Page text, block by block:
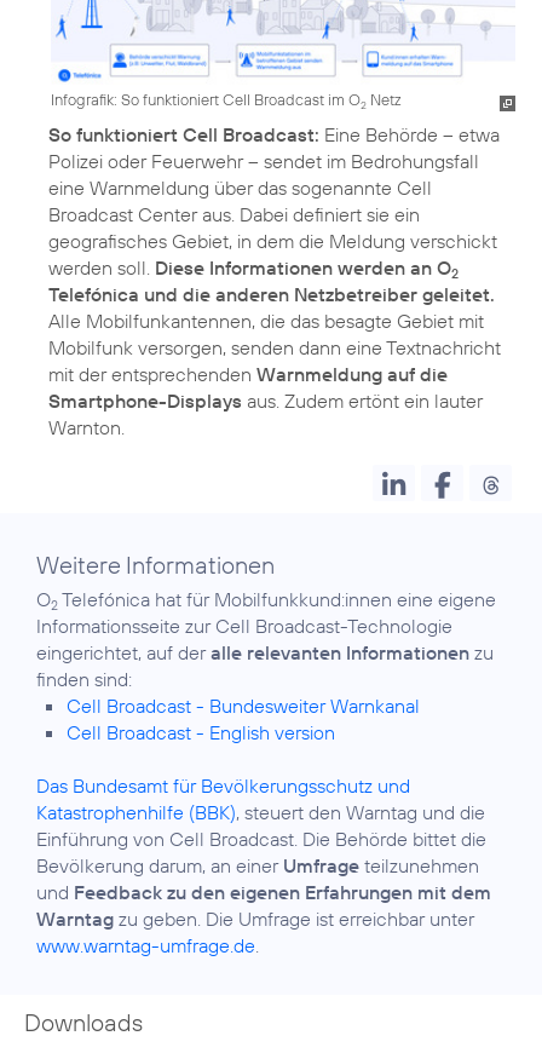
Infografik: So funktioniert Cell Broadcast im O2 Netz
So funktioniert Cell Broadcast: Eine Behörde – etwa
Polizei oder Feuerwehr – sendet im Bedrohungsfall
eine Warnmeldung über das sogenannte Cell
Broadcast Center aus. Dabei definiert sie ein
geografisches Gebiet, in dem die Meldung verschickt
werden soll. Diese Informationen werden an O2
Telefónica und die anderen Netzbetreiber geleitet.
Alle Mobilfunkantennen, die das besagte Gebiet mit
Mobilfunk versorgen, senden dann eine Textnachricht
mit der entsprechenden Warnmeldung auf die
Smartphone-Displays aus. Zudem ertönt ein lauter
Warnton.
Weitere Informationen
O2 Telefónica hat für Mobilfunkkund:innen eine eigene
Informationsseite zur Cell Broadcast-Technologie
eingerichtet, auf deralle relevanten Informationen zu
Cell Broadcast - Bundesweiter Warnkanal
Cell Broadcast - English version
Das Bundesamt für Bevölkerungsschutz und
Katastrophenhilfe (BBK), steuert den Warntag und die
Einführung von Cell Broadcast. Die Behörde bittet die
Bevölkerung darum, an einer Umfrage teilzunehmen
und Feedback zu den eigenen Erfahrungen mit dem
Warntag zu geben. Die Umfrage ist erreichbar unter
www.warntag-umfrage.de.
Downloads